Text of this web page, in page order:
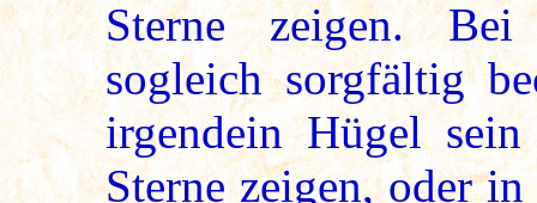
Sterne zeigen.
sogleich sorgfältig
irgendein Hügel
Sterne zeigen, oder